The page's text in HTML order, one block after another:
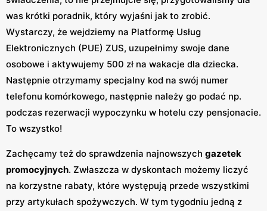
was krótki poradnik, który wyjaśni jak to zrobić.
Wystarczy, że wejdziemy na Platformę Usług
Elektronicznych (PUE) ZUS, uzupełnimy swoje dane
osobowe i aktywujemy 500 zł na wakacje dla dziecka.
Następnie otrzymamy specjalny kod na swój numer
telefonu komórkowego, następnie należy go podać np.
podczas rezerwacji wypoczynku w hotelu czy pensjonacie.
To wszystko!
Zachęcamy też do sprawdzenia najnowszych gazetek
promocyjnych. Zwłaszcza w dyskontach możemy liczyć
na korzystne rabaty, które występują przede wszystkimi
przy artykułach spożywczych. W tym tygodniu jedną z